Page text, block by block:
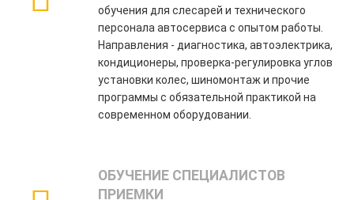
обучения для слесарей и технического
персонала автосервиса с опытом работы.
Направления - диагностика, автоэлектрика,
кондиционеры, проверка-регулировка углов
установки колес, шиномонтаж и прочие
программы с обязательной практикой на
современном оборудовании.
ОБУЧЕНИЕ СПЕЦИАЛИСТОВ
ПРИЕМКИ